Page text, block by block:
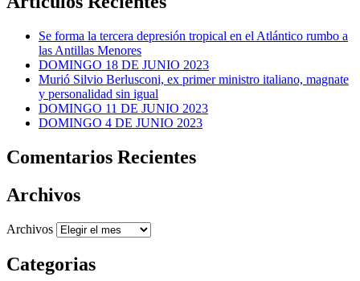
Se forma la tercera depresión tropical en el Atlántico rumbo a
las Antillas Menores
DOMINGO 18 DE JUNIO 2023
Murió Silvio Berlusconi, ex primer ministro italiano, magnate
y personalidad sin igual
DOMINGO 11 DE JUNIO 2023
DOMINGO 4 DE JUNIO 2023
Comentarios Recientes
Archivos
Archivos
Categorias